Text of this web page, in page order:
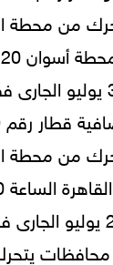
يومى 30 و31 يوليو
ويقوم يوم 29
محافظات